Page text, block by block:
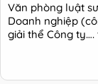
Văn phòng luật
Doanh nghiệp
giải thể Công